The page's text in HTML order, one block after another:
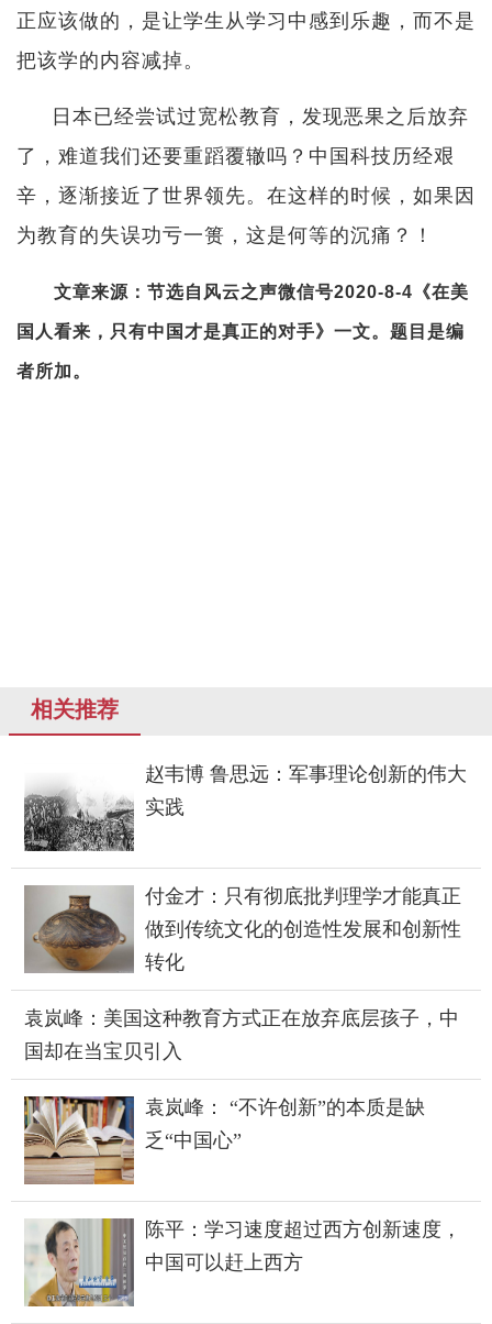
正应该做的，是让学生从学习中感到乐趣，而不是
把该学的内容减掉。
日本已经尝试过宽松教育，发现恶果之后放弃
了，难道我们还要重蹈覆辙吗？中国科技历经艰
辛，逐渐接近了世界领先。在这样的时候，如果因
为教育的失误功亏一篑，这是何等的沉痛？！
文章来源：节选自风云之声微信号2020-8-4《在美
国人看来，只有中国才是真正的对手》一文。题目是编
者所加。
相关推荐
赵韦博 鲁思远：军事理论创新的伟大
实践
付金才：只有彻底批判理学才能真正
做到传统文化的创造性发展和创新性
转化
袁岚峰：美国这种教育方式正在放弃底层孩子，中
国却在当宝贝引入
袁岚峰： “不许创新”的本质是缺
乏“中国心”
陈平：学习速度超过西方创新速度，
中国可以赶上西方